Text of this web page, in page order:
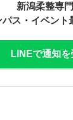
新潟柔整専
ス・ イベント
LINEで通知を